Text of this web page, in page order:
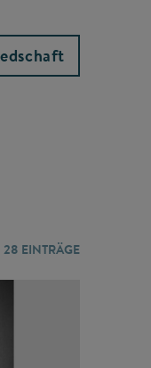
28 EINTRÄGE